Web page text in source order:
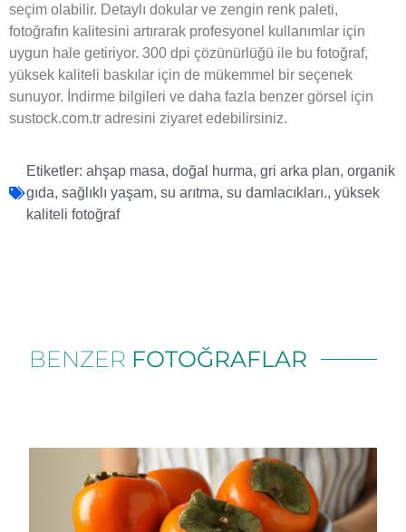
seçim olabilir. Detaylı dokular ve zengin renk paleti,
fotoğrafın kalitesini artırarak profesyonel kullanımlar için
uygun hale getiriyor. 300 dpi çözünürlüğü ile bu fotoğraf,
yüksek kaliteli baskılar için de mükemmel bir seçenek
sunuyor. İndirme bilgileri ve daha fazla benzer görsel için
sustock.com.tr adresini ziyaret edebilirsiniz.
Etiketler: ahşap masa, doğal hurma, gri arka plan, organik
gıda, sağlıklı yaşam, su arıtma, su damlacıkları., yüksek
kaliteli fotoğraf
BENZER FOTOĞRAFLAR